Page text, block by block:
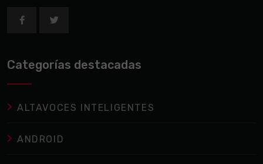
Categorías destacadas
ALTAVOCES INTELIGENTES
ANDROID